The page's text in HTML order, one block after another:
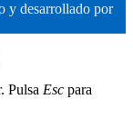
y desarrollado por
Pulsa Esc para